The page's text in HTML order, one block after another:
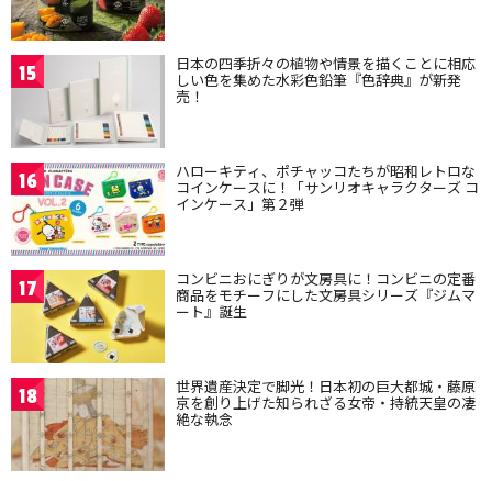
15 日本の四季折々の植物や情景を描くことに相応
しい色を集めた水彩色鉛筆『色辞典』が新発
売！
16 ハローキティ、ポチャッコたちが昭和レトロな
コインケースに！「サンリオキャラクターズ コ
インケース」第２弾
17 コンビニおにぎりが文房具に！コンビニの定番
商品をモチーフにした文房具シリーズ『ジムマ
ート』誕生
18 世界遺産決定で脚光！日本初の巨大都城・藤原
京を創り上げた知られざる女帝・持統天皇の凄
絶な執念